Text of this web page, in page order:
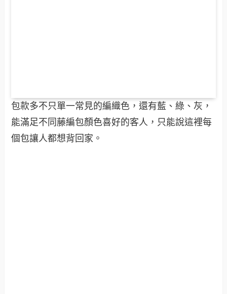
包款多不只單一常見的編織色，還有藍、綠、灰，
能滿足不同藤編包顏色喜好的客人，只能說這裡每
個包讓人都想背回家。